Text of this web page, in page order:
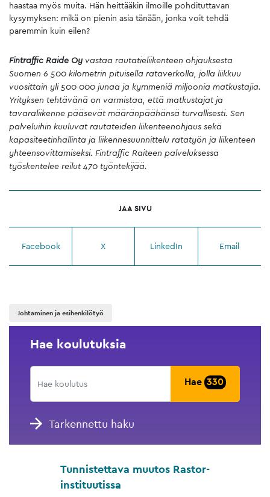
haastaa myös muita. Hän heittääkin ilmoille pohdituttavan
kysymyksen: mikä on pienin asia tänään, jonka voit tehdä
paremmin kuin eilen?
Fintraffic Raide Oy vastaa rautatieliikenteen ohjauksesta
Suomen 6 500 kilometrin pituisella rataverkolla, jolla liikkuu
vuosittain yli 500 000 junaa ja kymmeniä miljoonia matkustajia.
Yrityksen tehtävänä on varmistaa, että matkustajat ja
tavaraliikenne pääsevät määränpäähänsä turvallisesti. Sen
palveluihin kuuluvat rautateiden liikenteenohjaus sekä
kapasiteetinhallinta ja liikennesuunnittelu ratatyön ja liikenteen
yhteensovittamiseksi. Fintraffic Raiteen palveluksessa
työskentelee reilut 470 työntekijää.
JAA SIVU
Facebook X LinkedIn Email
Johtaminen ja esihenkilötyö
Hae koulutuksia
Hae 330
Tarkennettu haku
Tunnistettava muutos Rastor-
instituutissa